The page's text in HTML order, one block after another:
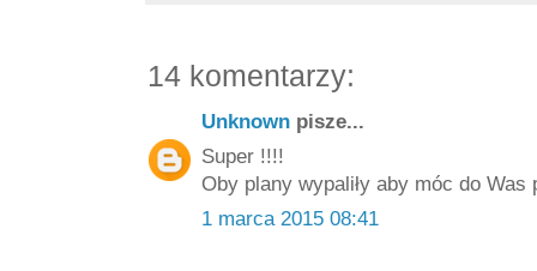
14 komentarzy:
Unknown pisze...
Super !!!!
Oby plany wypaliły aby móc do Was
1 marca 2015 08:41